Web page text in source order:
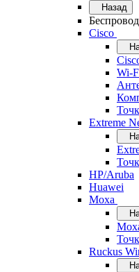
Назад
Cisco
Wi-
Extreme
HP/Aruba
Huawei
Moxa
Ruckus